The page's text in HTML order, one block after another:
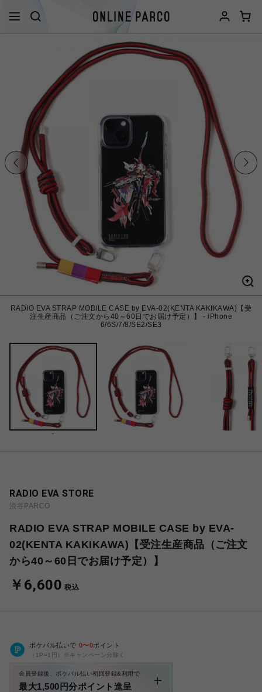
RADIO EVA STRAP MOBILE CASE by EVA-02(KENTA KAKIKAWA)【受
注生産商品（ご注文から40～60日でお届け予定）】 - iPhone
6/6S/7/8/SE2/SE3
-
RADIO EVA STORE
渋谷PARCO
RADIO EVA STRAP MOBILE CASE by EVA-
02(KENTA KAKIKAWA)【受注生産商品（ご注文
から40～60日でお届け予定）】
￥6,600 税込
ポケパル払いで 0〜0ポイント
（1P=1円）※キャンペーン分除く
会員登録後、ポケパル払い初回登録&利用で
最大1,500円分ポイント進呈